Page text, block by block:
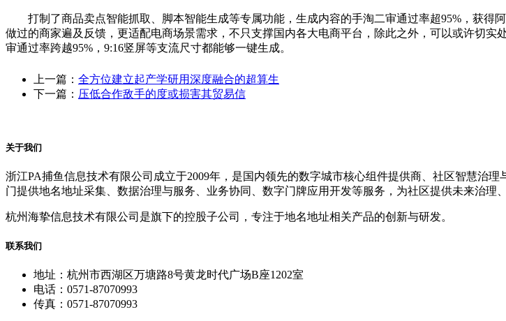
打制了商品卖点智能抓取、脚本智能生成等专属功能，生成内容的手淘二审通过率超95%，获得
做过的商家遍及反馈，更适配电商场景需求，不只支撑国内各大电商平台，除此之外，可以或许切
审通过率跨越95%，9:16竖屏等支流尺寸都能够一键生成。
上一篇： 全方位建立起产学研用深度融合的超算生
下一篇： 压低合作敌手的度或损害其贸易信
关于我们
浙江PA捕鱼信息技术有限公司成立于2009年，是国内领先的数字城市核心组件提供商、社区智慧治
门提供地名地址采集、数据治理与服务、业务协同、数字门牌应用开发等服务，为社区提供未来治理
杭州海挚信息技术有限公司是旗下的控股子公司，专注于地名地址相关产品的创新与研发。
联系我们
地址：杭州市西湖区万塘路8号黄龙时代广场B座1202室
电话：0571-87070993
传真：0571-87070993